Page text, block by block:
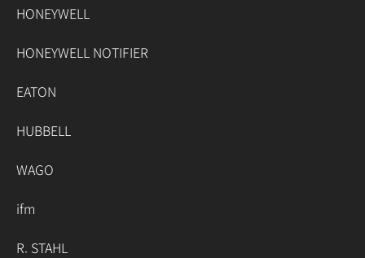
HONEYWELL
HONEYWELL NOTIFIER
EATON
HUBBELL
WAGO
ifm
R. STAHL